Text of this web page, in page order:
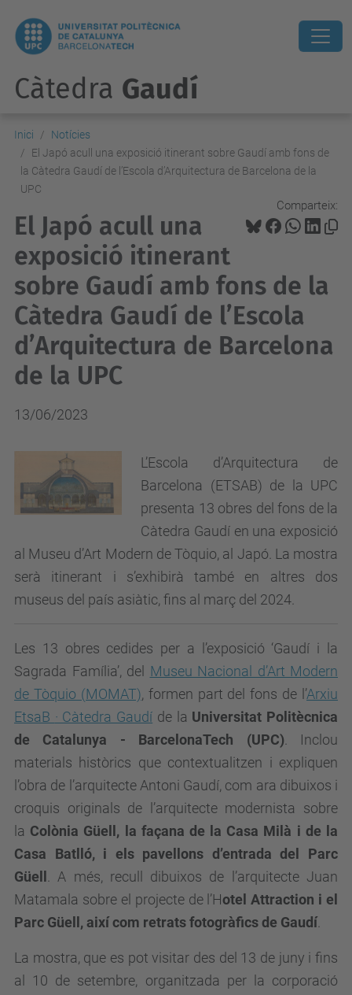
Càtedra Gaudí
Inici
Notícies
El Japó acull una exposició itinerant sobre Gaudí amb fons de
la Càtedra Gaudí de l’Escola d’Arquitectura de Barcelona de la
UPC
Comparteix:
El Japó acull una
exposició itinerant
sobre Gaudí amb fons de la
Càtedra Gaudí de l’Escola
d’Arquitectura de Barcelona
de la UPC
13/06/2023
L’Escola d’Arquitectura de
Barcelona (ETSAB) de la UPC
presenta 13 obres del fons de la
Càtedra Gaudí en una exposició
al Museu d’Art Modern de Tòquio, al Japó. La mostra
serà itinerant i s’exhibirà també en altres dos
museus del país asiàtic, fins al març del 2024.
Les 13 obres cedides per a l’exposició ‘Gaudí i la
Sagrada Família’, del Museu Nacional d’Art Modern
de Tòquio (MOMAT), formen part del fons de l’Arxiu
EtsaB · Càtedra Gaudí de la Universitat Politècnica
de Catalunya - BarcelonaTech (UPC) . Inclou
materials històrics que contextualitzen i expliquen
l’obra de l’arquitecte Antoni Gaudí, com ara dibuixos i
croquis originals de l’arquitecte modernista sobre
la Colònia Güell, la façana de la Casa Milà i de la
Casa Batlló, i els pavellons d’entrada del Parc
Güell
. A més, recull dibuixos de l’arquitecte Juan
Matamala sobre el projecte de l’Hotel Attraction i el
Parc Güell, així com retrats fotogràfics de Gaudí
La mostra, que es pot visitar des del 13 de juny i fins
al 10 de setembre, organitzada per la corporació